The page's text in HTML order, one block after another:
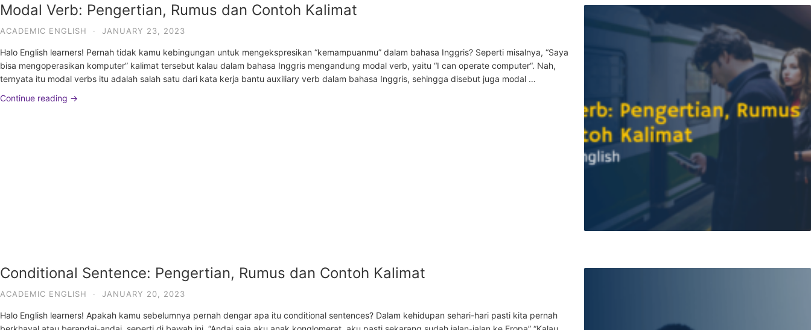
Modal Verb: Pengertian, Rumus dan Contoh Kalimat
ACADEMIC ENGLISH · JANUARY 23, 2023
Halo English learners! Pernah tidak kamu kebingungan untuk mengekspresikan “kemampuanmu” dalam bahasa Inggris? Seperti misalnya, “Saya
bisa mengoperasikan komputer” kalimat tersebut kalau dalam bahasa Inggris mengandung modal verb, yaitu “I can operate computer“. Nah,
ternyata itu modal verbs itu adalah salah satu dari kata kerja bantu auxiliary verb dalam bahasa Inggris, sehingga disebut juga modal …
Continue reading →
Conditional Sentence: Pengertian, Rumus dan Contoh Kalimat
ACADEMIC ENGLISH · JANUARY 20, 2023
Halo English learners! Apakah kamu sebelumnya pernah dengar apa itu conditional sentences? Dalam kehidupan sehari-hari pasti kita pernah